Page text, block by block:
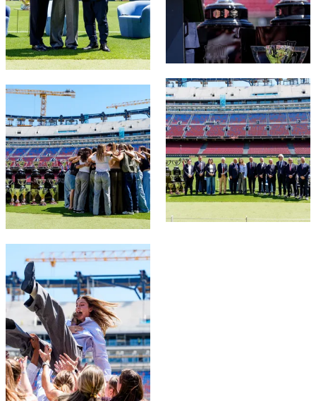
FC Barcelona club badge
FC Barcelona club badge
FC Barcelona club badge